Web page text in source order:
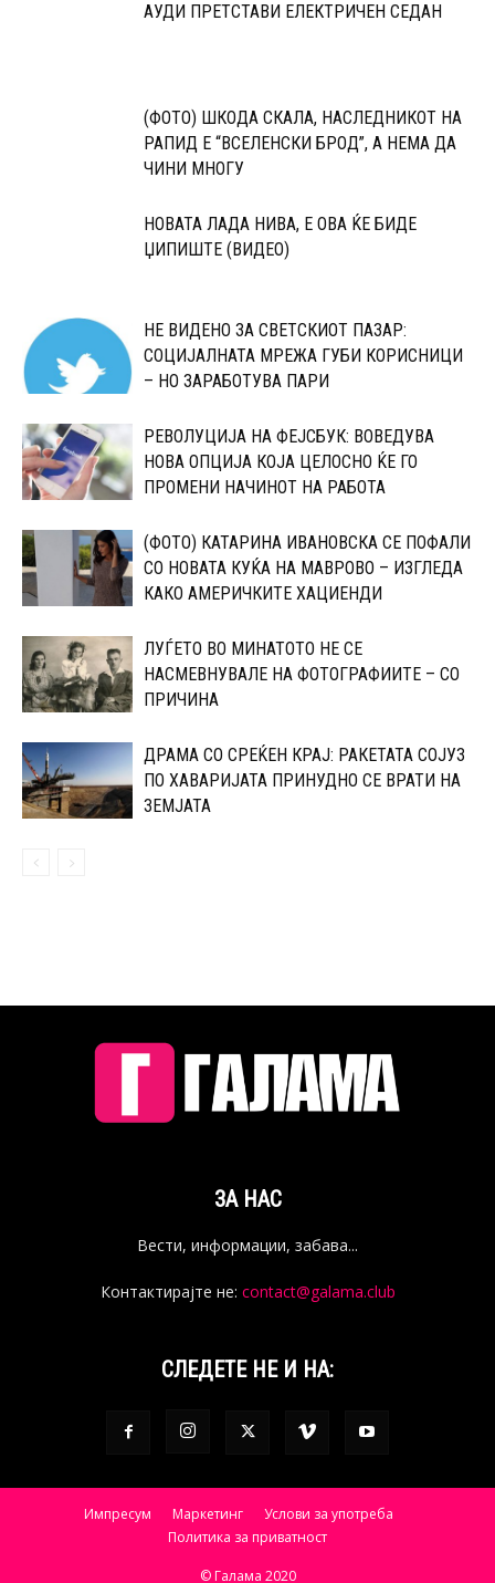
АУДИ ПРЕТСТАВИ ЕЛЕКТРИЧЕН СЕДАН
(ФОТО) ШКОДА СКАЛА, НАСЛЕДНИКОТ НА
РАПИД Е “ВСЕЛЕНСКИ БРОД”, А НЕМА ДА
ЧИНИ МНОГУ
НОВАТА ЛАДА НИВА, Е ОВА ЌЕ БИДЕ
ЏИПИШТЕ (ВИДЕО)
НЕ ВИДЕНО ЗА СВЕТСКИОТ ПАЗАР:
СОЦИЈАЛНАТА МРЕЖА ГУБИ КОРИСНИЦИ
– НО ЗАРАБОТУВА ПАРИ
РЕВОЛУЦИЈА НА ФЕЈСБУК: ВОВЕДУВА
НОВА ОПЦИЈА КОЈА ЦЕЛОСНО ЌЕ ГО
ПРОМЕНИ НАЧИНОТ НА РАБОТА
(ФОТО) КАТАРИНА ИВАНОВСКА СЕ ПОФАЛИ
СО НОВАТА КУЌА НА МАВРОВО – ИЗГЛЕДА
КАКО АМЕРИЧКИТЕ ХАЦИЕНДИ
ЛУЃЕТО ВО МИНАТОТО НЕ СЕ
НАСМЕВНУВАЛЕ НА ФОТОГРАФИИТЕ – СО
ПРИЧИНА
ДРАМА СО СРЕЌЕН КРАЈ: РАКЕТАТА СОЈУЗ
ПО ХАВАРИЈАТА ПРИНУДНО СЕ ВРАТИ НА
ЗЕМЈАТА
ЗА НАС
Вести, информации, забава...
Контактирајте не: contact@galama.club
СЛЕДЕТЕ НЕ И НА:
Импресум Маркетинг
Услови за употреба
Политика за приватност
© Галама 2020